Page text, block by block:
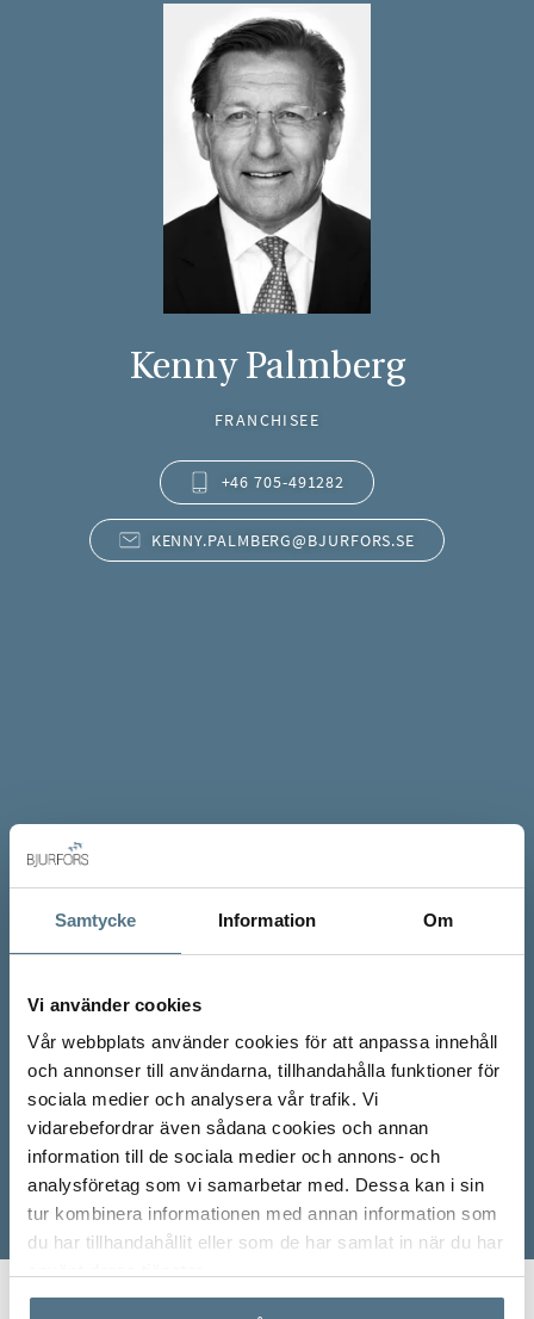
Samtycke Information Om
Vi använder cookies
Vår webbplats använder cookies för att anpassa innehåll
och annonser till användarna, tillhandahålla funktioner för
sociala medier och analysera vår trafik. Vi
vidarebefordrar även sådana cookies och annan
information till de sociala medier och annons- och
analysföretag som vi samarbetar med. Dessa kan i sin
tur kombinera informationen med annan information som
du har tillhandahållit eller som de har samlat in när du har
Kenny Palmberg
FRANCHISEE
+46 705-491282
KENNY.PALMBERG@BJURFORS.SE
Start Real Estate Estate agents Kenny Palmberg